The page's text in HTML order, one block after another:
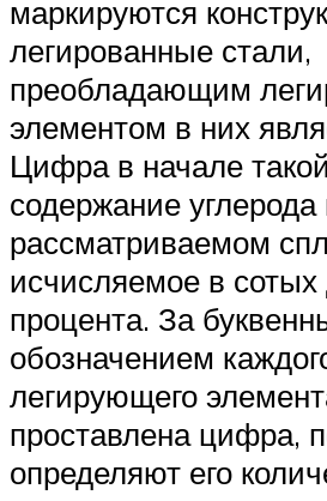
маркируются
легированные стали,
преобладающим
элементом в них
Цифра в начале
содержание углерода
рассматриваемом
исчисляемое в сотых
процента. За
обозначением
легирующего
проставлена цифра,
определяют его